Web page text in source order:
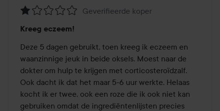
1
van
de
5
Geverifieerde koper
Kreeg eczeem!
Deze 5 dagen gebruikt, toen kreeg ik eczeem en
waanzinnige jeuk in beide oksels. Moest naar de
dokter om hulp te krijgen met corticosteroïdzalf.
Ook dacht ik dat het maar 5-6 uur werkte. Helaas
kocht ik er twee, ook een roze die ik ook niet kan
gebruiken omdat de ingrediëntenlijsten precies